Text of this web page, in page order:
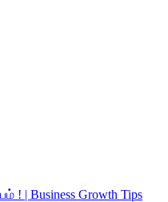
! | Business Growth Tips